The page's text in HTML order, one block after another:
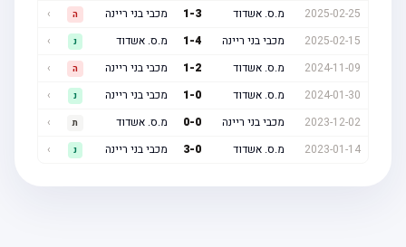
2025-02-25
מ.ס. אשדוד 1 מכבי בני ריינה
2025-02-15
מכבי בני ריינה 1 מ.ס. אשדוד
2024-11-09
מ.ס. אשדוד 1 מכבי בני ריינה
2024-01-30
מ.ס. אשדוד 1 מכבי בני ריינה
2023-12-02
מכבי בני ריינה 0 מ.ס. אשדוד
2023-01-14
מ.ס. אשדוד 3 מכבי בני ריינה